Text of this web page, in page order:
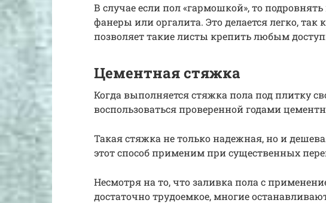
В случае если пол «гармошкой», то
фанеры или оргалита. Это делается легко, так
позволяет такие листы крепить любым
Цементная стяжка
Когда выполняется стяжка пола под плитку
воспользоваться проверенной годами
Такая стяжка не только надежная, но и
этот способ применим при существенных
Несмотря на то, что заливка пола с
достаточно трудоемкое, многие